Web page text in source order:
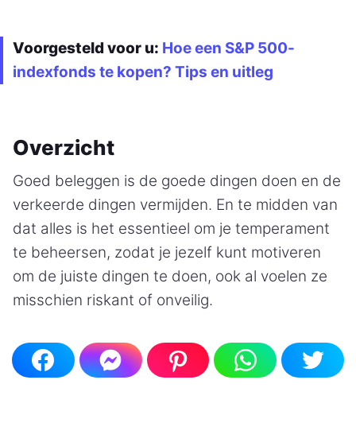
Voorgesteld voor u: Hoe een S&P 500-
indexfonds te kopen? Tips en uitleg
Overzicht
Goed beleggen is de goede dingen doen en de
verkeerde dingen vermijden. En te midden van
dat alles is het essentieel om je temperament
te beheersen, zodat je jezelf kunt motiveren
om de juiste dingen te doen, ook al voelen ze
misschien riskant of onveilig.